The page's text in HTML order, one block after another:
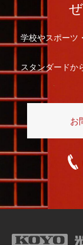
学校やスポーツ
スタンダードか
お